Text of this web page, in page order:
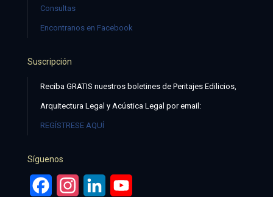
Consultas
Encontranos en Facebook
Suscripción
Reciba GRATIS nuestros boletines de Peritajes Edilicios,
Arquitectura Legal y Acústica Legal por email:
REGÍSTRESE AQUÍ
Síguenos
FacebookInstagramLinkedIn